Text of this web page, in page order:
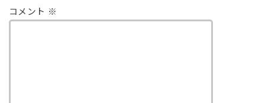
コメント ※